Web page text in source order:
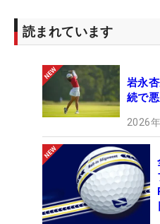
読まれています
岩永
続で
2026